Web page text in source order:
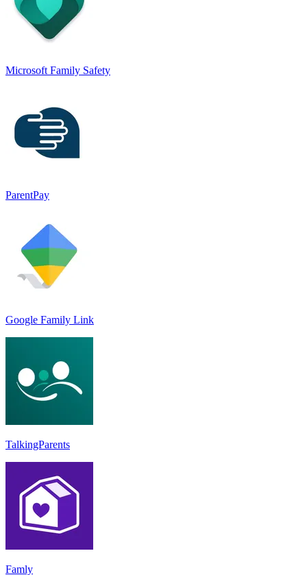
Microsoft Family Safety
ParentPay
Google Family Link
TalkingParents
Famly